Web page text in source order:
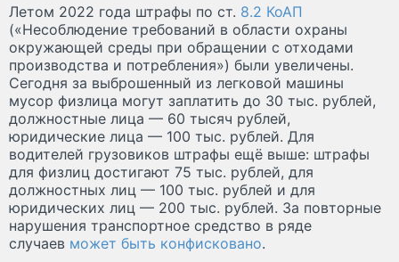
Летом 2022 года штрафы по ст. 8.2 КоАП
(«Несоблюдение требований в области охраны
окружающей среды при обращении с отходами
производства и потребления») были увеличены.
Сегодня за выброшенный из легковой машины
мусор физлица могут заплатить до 30 тыс. рублей,
должностные лица — 60 тысяч рублей,
юридические лица — 100 тыс. рублей. Для
водителей грузовиков штрафы ещё выше: штрафы
для физлиц достигают 75 тыс. рублей, для
должностных лиц — 100 тыс. рублей и для
юридических лиц — 200 тыс. рублей. За повторные
нарушения транспортное средство в ряде
случаев может быть конфисковано.